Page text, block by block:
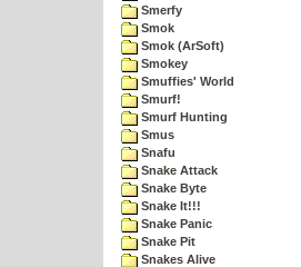
Smerfy
Smok
Smok (ArSoft)
Smokey
Smuffies' World
Smurf!
Smurf Hunting
Smus
Snafu
Snake Attack
Snake Byte
Snake It!!!
Snake Panic
Snake Pit
Snakes Alive